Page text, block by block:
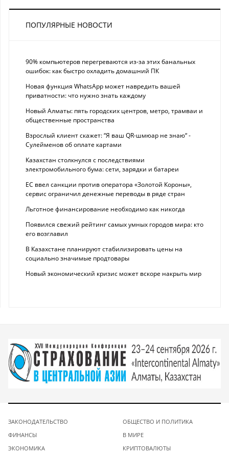
ПОПУЛЯРНЫЕ НОВОСТИ
90% компьютеров перегреваются из-за этих банальных
ошибок: как быстро охладить домашний ПК
Новая функция WhatsApp может навредить вашей
приватности: что нужно знать каждому
Новый Алматы: пять городских центров, метро, трамваи и
общественные пространства
Взрослый клиент скажет: “Я ваш QR-шмюар не знаю“ -
Сулейменов об оплате картами
Казахстан столкнулся с последствиями
электромобильного бума: сети, зарядки и батареи
ЕС ввел санкции против оператора «Золотой Короны»,
сервис ограничил денежные переводы в ряде стран
Льготное финансирование необходимо как никогда
Появился свежий рейтинг самых умных городов мира: кто
его возглавил
В Казахстане планируют стабилизировать цены на
социально значимые продтовары
Новый экономический кризис может вскоре накрыть мир
ЗАКОНОДАТЕЛЬСТВО
ФИНАНСЫ
ЭКОНОМИКА
ОБЩЕСТВО И ПОЛИТИКА
В МИРЕ
КРИПТОВАЛЮТЫ